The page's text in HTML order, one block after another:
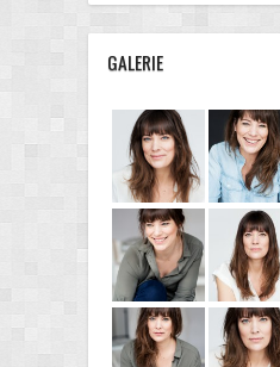
GALERIE